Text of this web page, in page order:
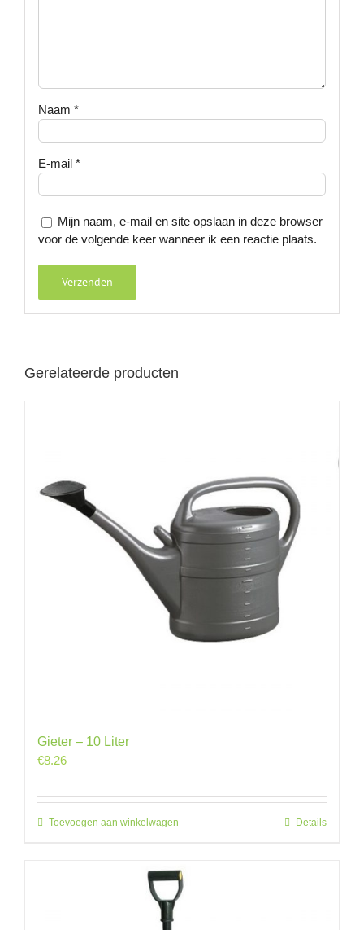
Naam *
E-mail *
Mijn naam, e-mail en site opslaan in deze browser
voor de volgende keer wanneer ik een reactie plaats.
Gerelateerde producten
Gieter – 10 Liter
€8.26
Toevoegen aan winkelwagen Details